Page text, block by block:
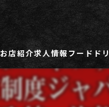
お店紹介
わいず所沢店
求人情報
社員用求人ページ
フード ド